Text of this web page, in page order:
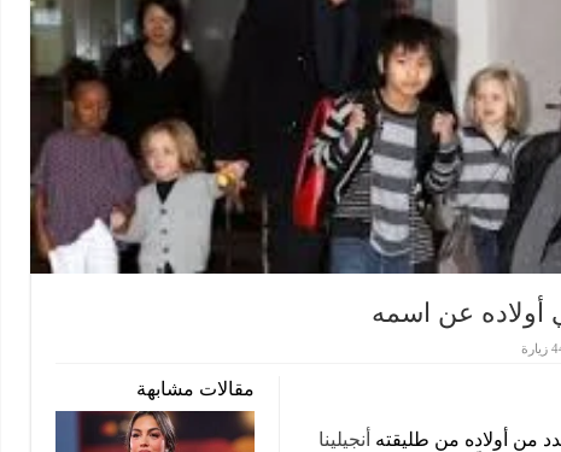
أولاده عن اسمه
مقالات مشابهة
من أولاده من طليقته أنجيلينا